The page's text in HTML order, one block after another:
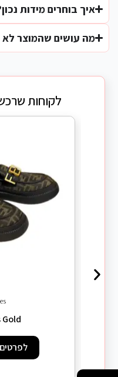
איך בוחרים מידות
מה עושים שהמוצר לא
לקוחות